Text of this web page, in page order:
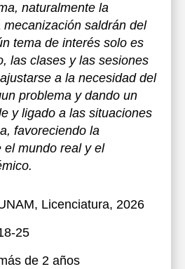
naturalmente la
saldrán del
tema de interés solo es
las clases y las sesiones
a la necesidad del
problema y dando un
y ligado a las situaciones
favoreciendo la
el mundo real y el
, Licenciatura, 2026
25
de 2 años